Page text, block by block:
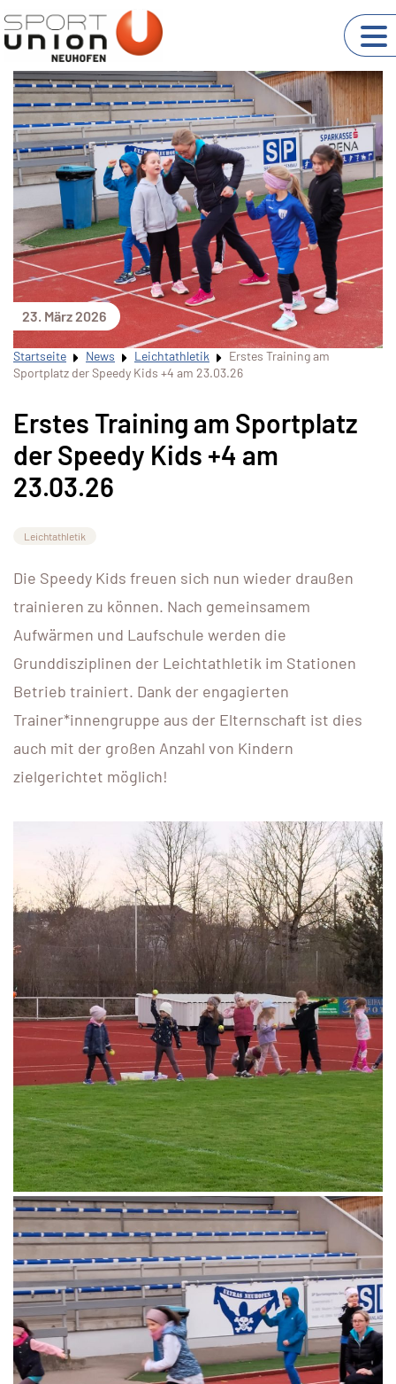
23. März 2026
Startseite News Leichtathletik
Erstes Training am
Sportplatz der Speedy Kids +4 am 23.03.26
Erstes Training am Sportplatz
der Speedy Kids +4 am
23.03.26
Leichtathletik
Die Speedy Kids freuen sich nun wieder draußen
trainieren zu können. Nach gemeinsamem
Aufwärmen und Laufschule werden die
Grunddisziplinen der Leichtathletik im Stationen
Betrieb trainiert. Dank der engagierten
Trainer*innengruppe aus der Elternschaft ist dies
auch mit der großen Anzahl von Kindern
zielgerichtet möglich!